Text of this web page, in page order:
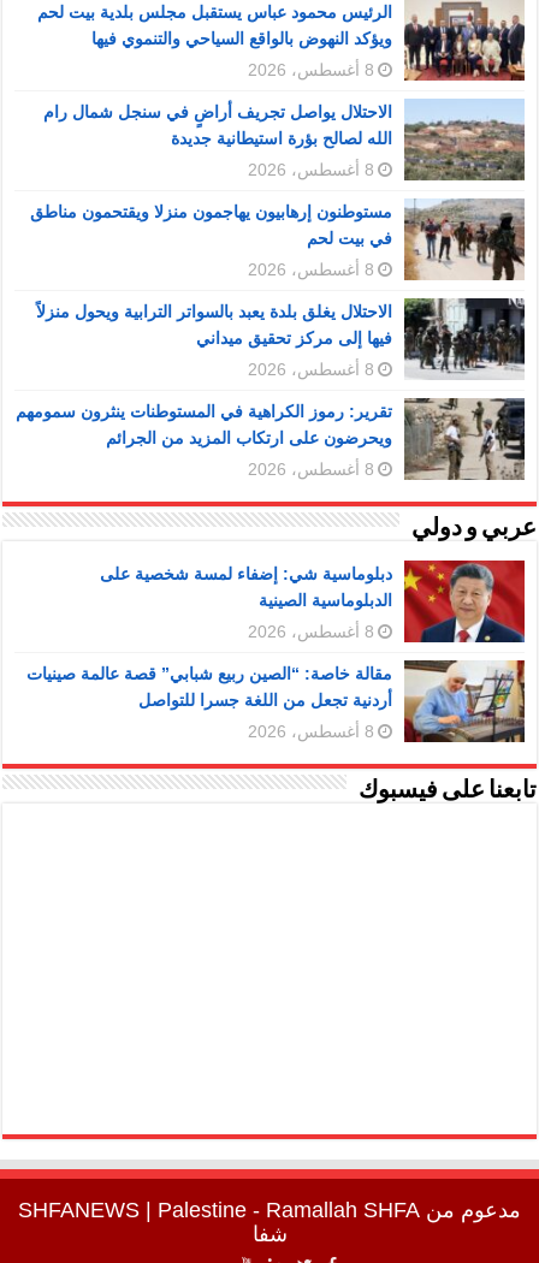
الرئيس محمود عباس يستقبل مجلس بلدية بيت لحم
ويؤكد النهوض بالواقع السياحي والتنموي فيها
8 أغسطس، 2026
الاحتلال يواصل تجريف أراضٍ في سنجل شمال رام
الله لصالح بؤرة استيطانية جديدة
8 أغسطس، 2026
مستوطنون إرهابيون يهاجمون منزلا ويقتحمون مناطق
في بيت لحم
8 أغسطس، 2026
الاحتلال يغلق بلدة يعبد بالسواتر الترابية ويحول منزلاً
فيها إلى مركز تحقيق ميداني
8 أغسطس، 2026
تقرير: رموز الكراهية في المستوطنات ينثرون سمومهم
ويحرضون على ارتكاب المزيد من الجرائم
8 أغسطس، 2026
عربي و دولي
دبلوماسية شي: إضفاء لمسة شخصية على
الدبلوماسية الصينية
8 أغسطس، 2026
مقالة خاصة: “الصين ربيع شبابي” قصة عالمة صينيات
أردنية تجعل من اللغة جسرا للتواصل
8 أغسطس، 2026
تابعنا على فيسبوك
مدعوم من SHFANEWS | Palestine - Ramallah SHFA
شفا